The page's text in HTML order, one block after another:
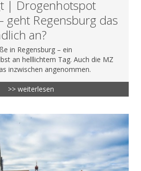
| Drogenhotspot
geht Regensburg das
an?
in Regensburg – ein
an helllichtem Tag. Auch die MZ
inzwischen angenommen.
>> weiterlesen